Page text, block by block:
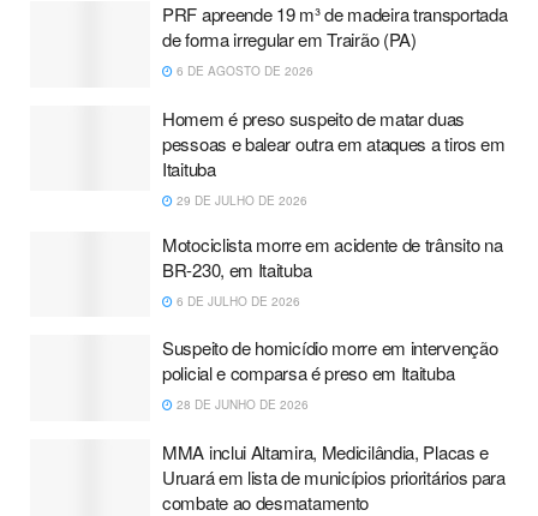
PRF apreende 19 m³ de madeira transportada
de forma irregular em Trairão (PA)
6 DE AGOSTO DE 2026
Homem é preso suspeito de matar duas
pessoas e balear outra em ataques a tiros em
Itaituba
29 DE JULHO DE 2026
Motociclista morre em acidente de trânsito na
BR-230, em Itaituba
6 DE JULHO DE 2026
Suspeito de homicídio morre em intervenção
policial e comparsa é preso em Itaituba
28 DE JUNHO DE 2026
MMA inclui Altamira, Medicilândia, Placas e
Uruará em lista de municípios prioritários para
combate ao desmatamento